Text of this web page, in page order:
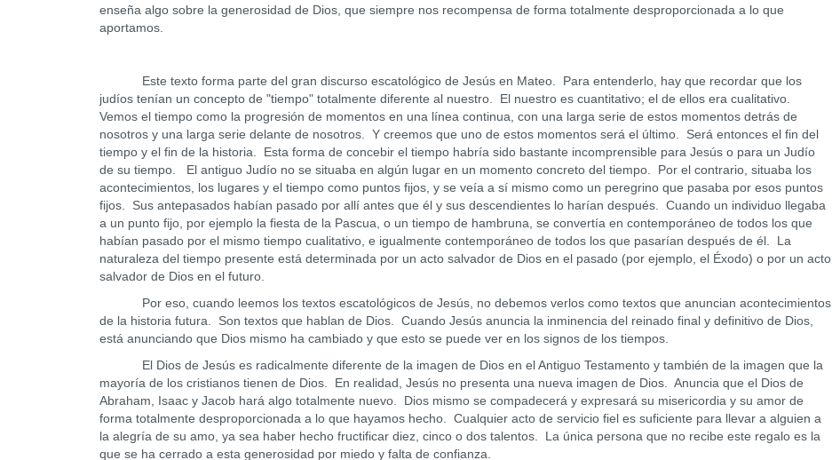
enseña algo sobre la generosidad de Dios, que siempre nos recompensa de forma totalmente desproporcionada a lo que
aportamos.
Este texto forma parte del gran discurso escatológico de Jesús en Mateo. Para entenderlo, hay que recordar que los
judíos tenían un concepto de "tiempo" totalmente diferente al nuestro. El nuestro es cuantitativo; el de ellos era cualitativo.
Vemos el tiempo como la progresión de momentos en una línea continua, con una larga serie de estos momentos detrás de
nosotros y una larga serie delante de nosotros. Y creemos que uno de estos momentos será el último. Será entonces el fin del
tiempo y el fin de la historia. Esta forma de concebir el tiempo habría sido bastante incomprensible para Jesús o para un Judío
de su tiempo. El antiguo Judío no se situaba en algún lugar en un momento concreto del tiempo. Por el contrario, situaba los
acontecimientos, los lugares y el tiempo como puntos fijos, y se veía a sí mismo como un peregrino que pasaba por esos puntos
fijos. Sus antepasados habían pasado por allí antes que él y sus descendientes lo harían después. Cuando un individuo llegaba
a un punto fijo, por ejemplo la fiesta de la Pascua, o un tiempo de hambruna, se convertía en contemporáneo de todos los que
habían pasado por el mismo tiempo cualitativo, e igualmente contemporáneo de todos los que pasarían después de él. La
naturaleza del tiempo presente está determinada por un acto salvador de Dios en el pasado (por ejemplo, el Éxodo) o por un acto
salvador de Dios en el futuro.
Por eso, cuando leemos los textos escatológicos de Jesús, no debemos verlos como textos que anuncian acontecimientos
de la historia futura. Son textos que hablan de Dios. Cuando Jesús anuncia la inminencia del reinado final y definitivo de Dios,
está anunciando que Dios mismo ha cambiado y que esto se puede ver en los signos de los tiempos.
El Dios de Jesús es radicalmente diferente de la imagen de Dios en el Antiguo Testamento y también de la imagen que la
mayoría de los cristianos tienen de Dios. En realidad, Jesús no presenta una nueva imagen de Dios. Anuncia que el Dios de
Abraham, Isaac y Jacob hará algo totalmente nuevo. Dios mismo se compadecerá y expresará su misericordia y su amor de
forma totalmente desproporcionada a lo que hayamos hecho. Cualquier acto de servicio fiel es suficiente para llevar a alguien a
la alegría de su amo, ya sea haber hecho fructificar diez, cinco o dos talentos. La única persona que no recibe este regalo es la
que se ha cerrado a esta generosidad por miedo y falta de confianza.